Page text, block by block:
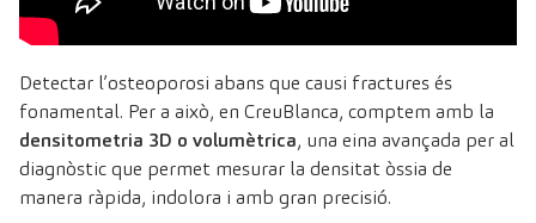
Detectar l’osteoporosi abans que causi fractures és
fonamental. Per a això, en CreuBlanca, comptem amb la
densitometria 3D o volumètrica, una eina avançada per al
diagnòstic que permet mesurar la densitat òssia de
manera ràpida, indolora i amb gran precisió.